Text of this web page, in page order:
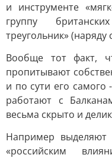
и инструменте
группу
треугольник»
Вообще тот факт,
пропитывают
и по сути его
работают с
весьма скрыто и
Например выделяют
«российским